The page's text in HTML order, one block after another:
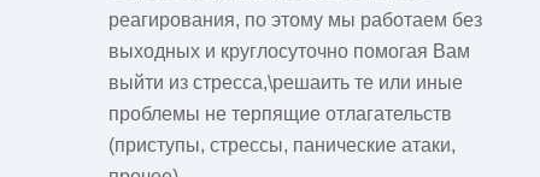
реагирования, по этому мы работаем без
выходных и круглосуточно помогая Вам
выйти из стресса,\решаить те или иные
проблемы не терпящие отлагательств
(приступы, стрессы, панические атаки,